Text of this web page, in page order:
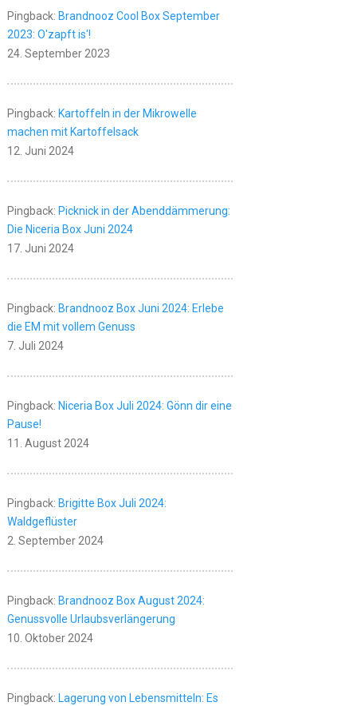
Pingback: Brandnooz Cool Box September
2023: O'zapft is'!
24. September 2023
Pingback: Kartoffeln in der Mikrowelle
machen mit Kartoffelsack
12. Juni 2024
Pingback: Picknick in der Abenddämmerung:
Die Niceria Box Juni 2024
17. Juni 2024
Pingback: Brandnooz Box Juni 2024: Erlebe
die EM mit vollem Genuss
7. Juli 2024
Pingback: Niceria Box Juli 2024: Gönn dir eine
Pause!
11. August 2024
Pingback: Brigitte Box Juli 2024:
Waldgeflüster
2. September 2024
Pingback: Brandnooz Box August 2024:
Genussvolle Urlaubsverlängerung
10. Oktober 2024
Pingback: Lagerung von Lebensmitteln: Es